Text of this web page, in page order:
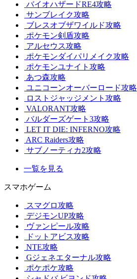
バイオハザードRE4攻略
サンブレイク攻略
ブレスオブザワイルド攻略
ポケモン剣盾攻略
アルセウス攻略
ポケモンダイパリメイク攻略
ポケモンユナイト攻略
あつ森攻略
ユニコーンオーバーロード攻略
ロストジャッジメント攻略
VALORANT攻略
バルダーズゲート3攻略
LET IT DIE: INFERNO攻略
ARC Raiders攻略
サブノーティカ2攻略
一覧を見る
スマホゲーム
スマグロ攻略
デジモンUP攻略
ヴァンピール攻略
ドットアビス攻略
NTE攻略
Gジェネエターナル攻略
ポケポケ攻略